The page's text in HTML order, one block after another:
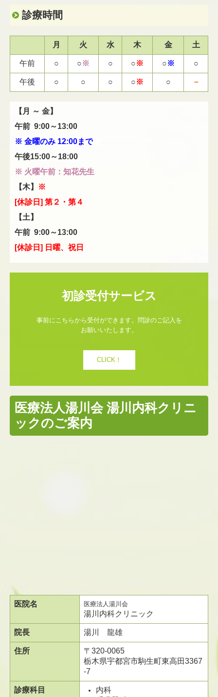
診療時間
月 火 水 木 金 土
午前 ○ ○※ ○ ○※ ○※ ○
午後 ○ ○ ○ ○※ ○ －
【月 ～ 金】
午前 9:00～13:00
※ 金曜のみ 12:00まで
午後15:00～18:00
※ 火曜午前：知花先生
【木】
※
[休診日] 第２・第４
【土】
午前 9:00～13:00
[休診日] 日曜、祝日
事前にこちらから受付ができます。問診のご記入を
お願いいたします。
CLICK！
医療法人湯川会 湯川内科クリニ
ックのご案内
医院名 医療法人湯川会
湯川内科クリニック
院長 湯川 龍雄
住所
〒320-0065
栃木県宇都宮市駒生町東高田3367
-7
診療科目
内科